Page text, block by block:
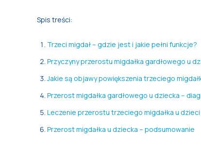
Spis treści:
Trzeci migdał – gdzie jest i jakie pełni funkcje?
Przyczyny przerostu migdałka gardłowego u
Jakie są objawy powiększenia trzeciego
Przerost migdałka gardłowego u dziecka –
Leczenie przerostu trzeciego migdałka u dzieci
Przerost migdałka u dziecka – podsumowanie